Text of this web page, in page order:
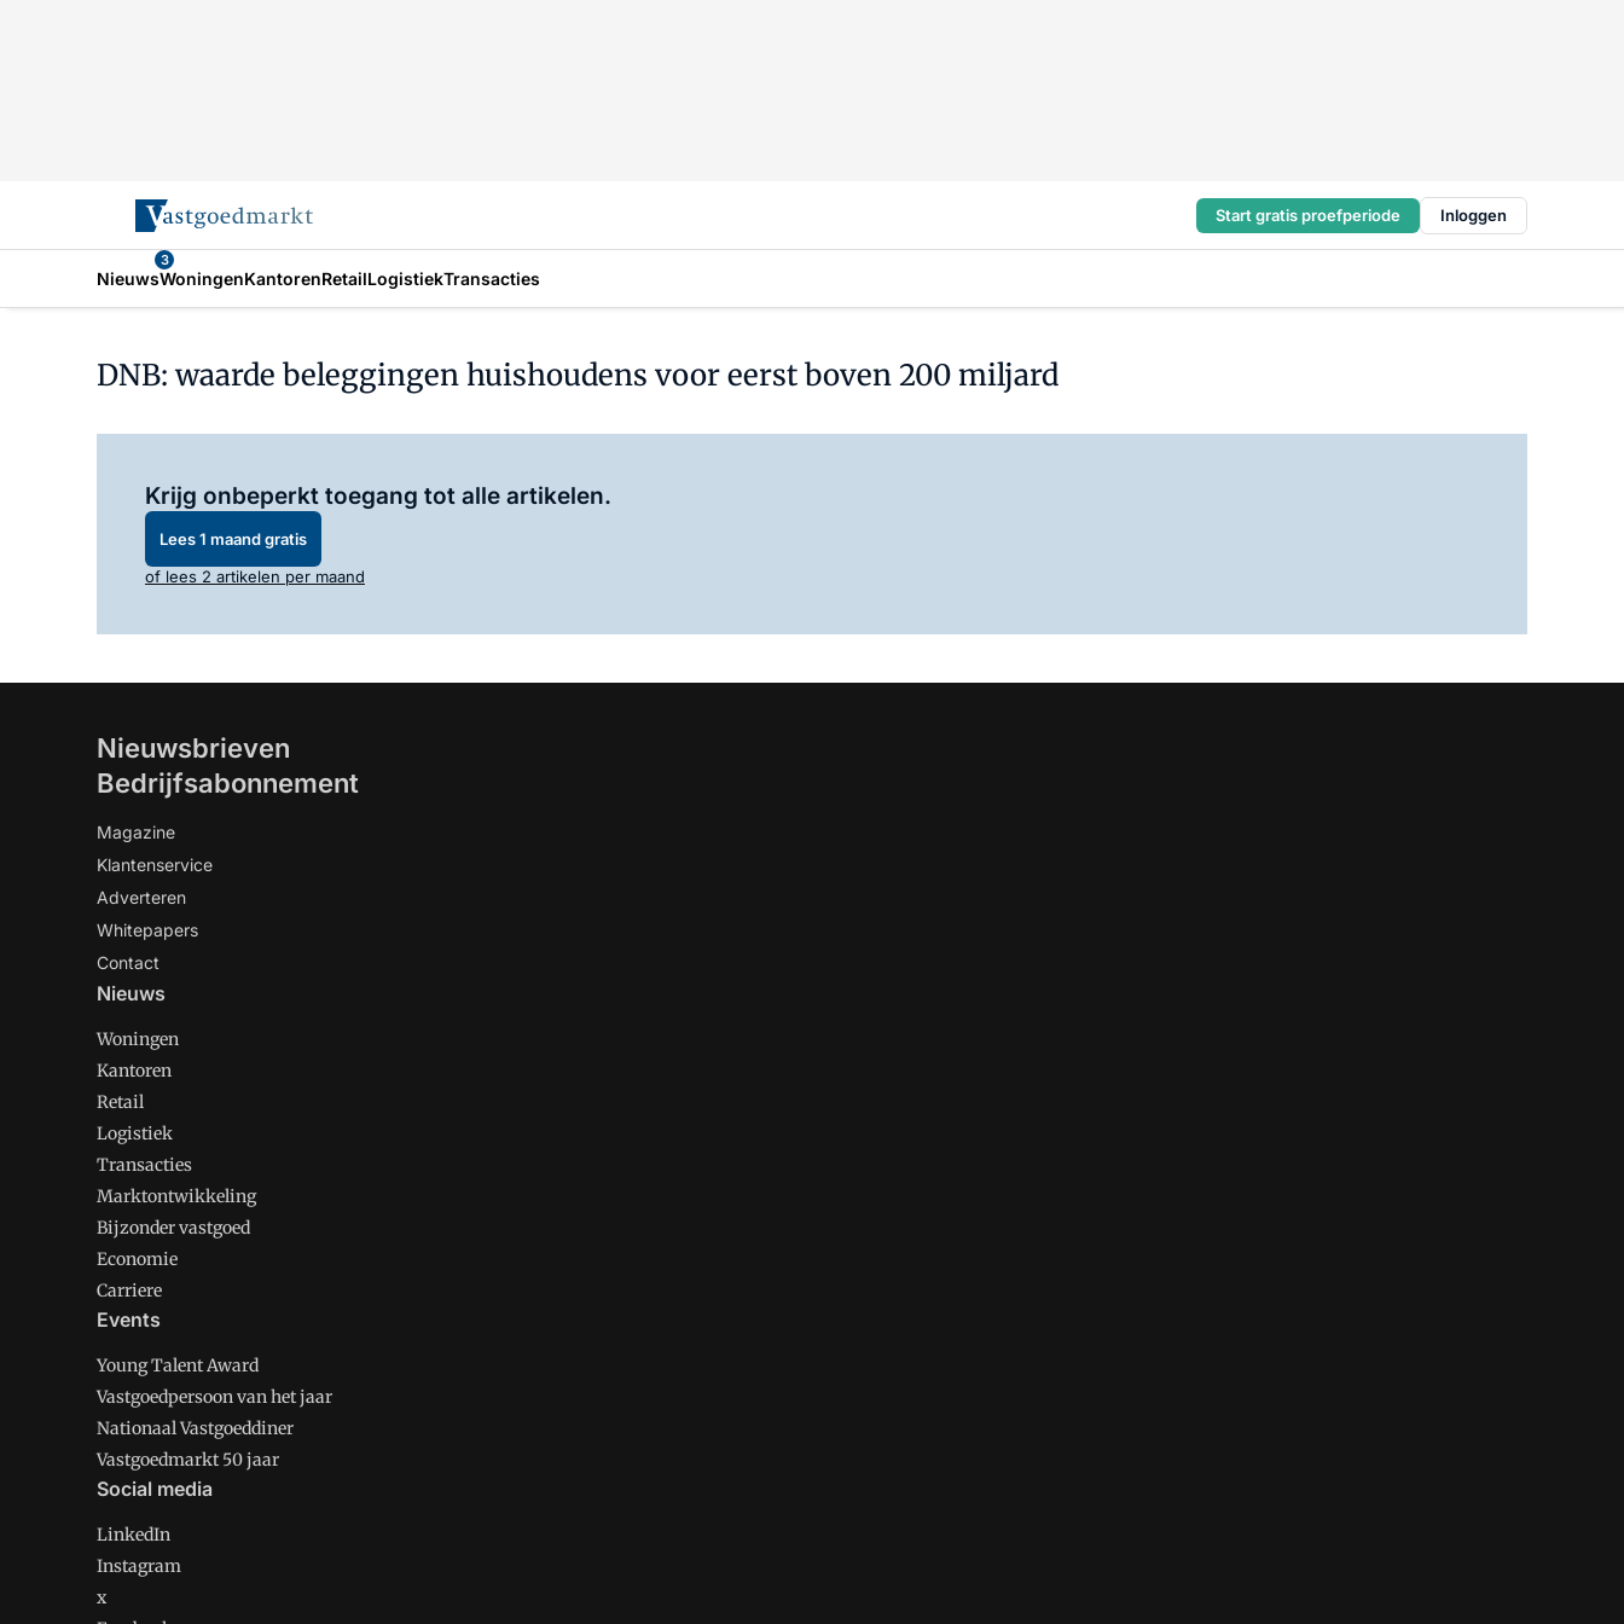
Start gratis proefperiode Inloggen
Nieuws
3
WoningenKantorenRetailLogistiekTransacties
DNB: waarde beleggingen huishoudens voor eerst boven 200 miljard
Krijg onbeperkt toegang tot alle artikelen.
Lees 1 maand gratis
of lees 2 artikelen per maand
Nieuwsbrieven
Bedrijfsabonnement
Magazine
Klantenservice
Adverteren
Whitepapers
Contact
Nieuws
Woningen
Kantoren
Retail
Logistiek
Transacties
Marktontwikkeling
Bijzonder vastgoed
Economie
Carriere
Events
Young Talent Award
Vastgoedpersoon van het jaar
Nationaal Vastgoeddiner
Vastgoedmarkt 50 jaar
Social media
LinkedIn
Instagram
x